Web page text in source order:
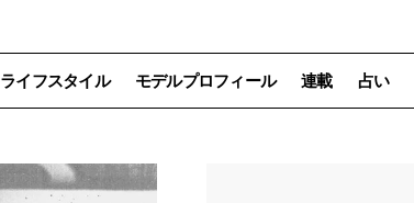
ライフスタイル モデルプロフィール 連載 占い